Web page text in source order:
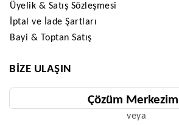
Üyelik & Satış Sözleşmesi
İptal ve İade Şartları
Bayi & Toptan Satış
BIZE ULAŞIN
Çözüm
veya